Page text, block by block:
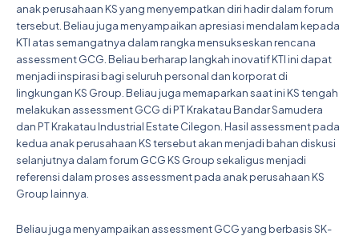
anak perusahaan KS yang menyempatkan diri hadir dalam forum
tersebut. Beliau juga menyampaikan apresiasi mendalam kepada
KTI atas semangatnya dalam rangka mensukseskan rencana
assessment GCG. Beliau berharap langkah inovatif KTI ini dapat
menjadi inspirasi bagi seluruh personal dan korporat di
lingkungan KS Group. Beliau juga memaparkan saat ini KS tengah
melakukan assessment GCG di PT Krakatau Bandar Samudera
dan PT Krakatau Industrial Estate Cilegon. Hasil assessment pada
kedua anak perusahaan KS tersebut akan menjadi bahan diskusi
selanjutnya dalam forum GCG KS Group sekaligus menjadi
referensi dalam proses assessment pada anak perusahaan KS
Group lainnya.
Beliau juga menyampaikan assessment GCG yang berbasis SK-